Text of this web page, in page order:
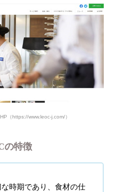
（https://www.leoc-j.com/）
の特徴
時期であり、食材の仕